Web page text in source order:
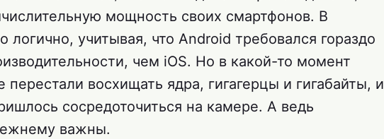
мощность своих смартфонов. В
логично, учитывая, что Android требовался гораздо
чем iOS. Но в какой-то момент
перестали восхищать ядра, гигагерцы и гигабайты, и
сосредоточиться на камере. А ведь
важны.